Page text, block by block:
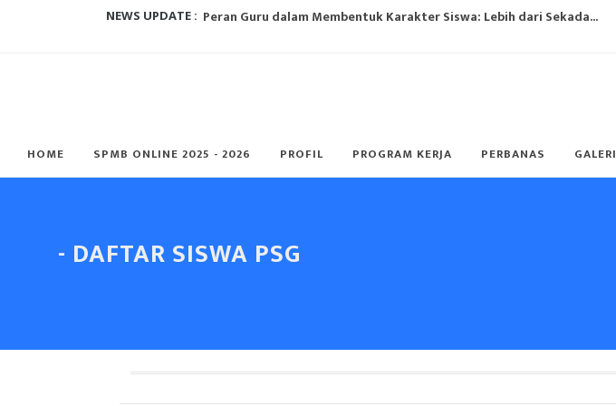
NEWS UPDATE : Peran Guru dalam Membentuk Karakter Siswa: Lebih dari Sekada...
5 Alasan Paskibra Jadi Ekskul Paling Populer...
SMK Perbankan Nasional Rayakan Hari Guru Nasional 2023...
HOME SPMB ONLINE 2025 - 2026 PROFIL PROGRAM KERJA PERBANAS GALERI
- DAFTAR SISWA PSG